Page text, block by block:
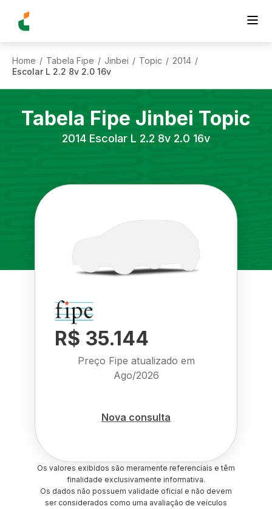
Home / Tabela Fipe / Jinbei / Topic / 2014 /
Escolar L 2.2 8v 2.0 16v
Tabela Fipe Jinbei Topic
2014 Escolar L 2.2 8v 2.0 16v
R$ 35.144
Preço Fipe atualizado em
Ago/2026
Nova consulta
Os valores exibidos são meramente referenciais e têm
finalidade exclusivamente informativa.
Os dados não possuem validade oficial e não devem
ser considerados como uma avaliação de veículos